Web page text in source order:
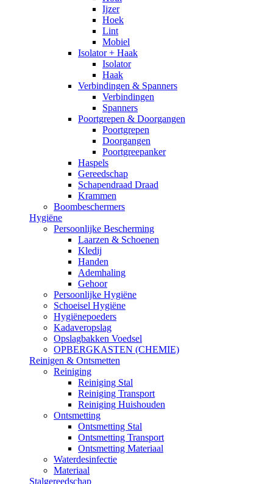
Ijzer
Hoek
Lint
Mobiel
Isolator + Haak
Isolator
Haak
Verbindingen & Spanners
Verbindingen
Spanners
Poortgrepen & Doorgangen
Poortgrepen
Doorgangen
Poortgreepanker
Haspels
Gereedschap
Schapendraad Draad
Krammen
Boombeschermers
Hygiëne
Persoonlijke Bescherming
Laarzen & Schoenen
Kledij
Handen
Ademhaling
Gehoor
Persoonlijke Hygiëne
Schoeisel Hygiëne
Hygiënepoeders
Kadaveropslag
Opslagbakken Voedsel
OPBERGKASTEN (CHEMIE)
Reinigen & Ontsmetten
Reiniging
Reiniging Stal
Reiniging Transport
Reiniging Huishouden
Ontsmetting
Ontsmetting Stal
Ontsmetting Transport
Ontsmetting Materiaal
Waterdesinfectie
Materiaal
Stalgereedschap